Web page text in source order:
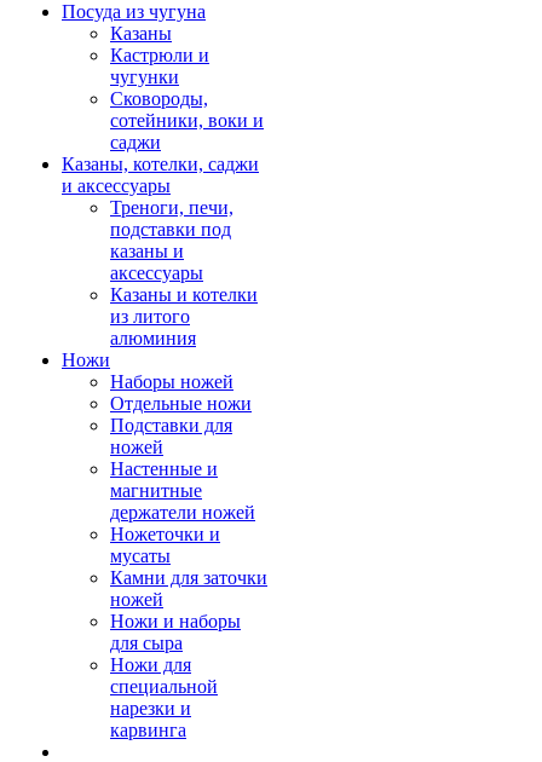
Посуда из чугуна
Казаны
Кастрюли и
чугунки
Сковороды,
сотейники, воки и
саджи
Казаны, котелки, саджи
и аксессуары
Треноги, печи,
подставки под
казаны и
аксессуары
Казаны и котелки
из литого
алюминия
Ножи
Наборы ножей
Отдельные ножи
Подставки для
ножей
Настенные и
магнитные
держатели ножей
Ножеточки и
мусаты
Камни для заточки
ножей
Ножи и наборы
для сыра
Ножи для
специальной
нарезки и
карвинга